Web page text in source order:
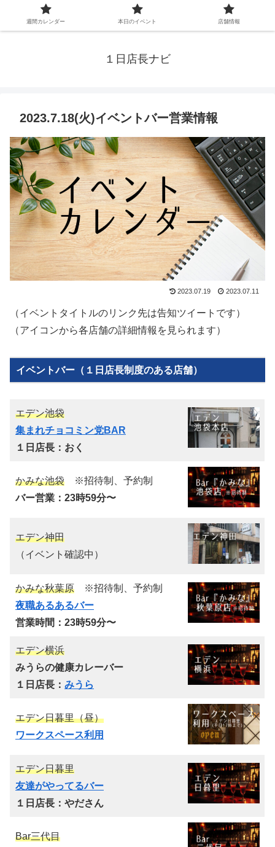
１日店長ナビ
2023.7.18(火)イベントバー営業情報
2023.07.19 2023.07.11
（イベントタイトルのリンク先は告知ツイートです）
（アイコンから各店舗の詳細情報を見られます）
イベントバー（１日店長制度のある店舗）
エデン池袋
集まれチョコミン党BAR
１日店長：おく
かみな池袋 ※招待制、予約制
バー営業：23時59分〜
エデン神田
（イベント確認中）
かみな秋葉原 ※招待制、予約制
夜職あるあるバー
営業時間：23時59分〜
エデン横浜
みうらの健康カレーバー
１日店長： みうら
エデン日暮里（昼）
ワークスペース利用
エデン日暮里
友達がやってるバー
１日店長：やださん
Bar三代目
週間カレンダー 本日のイベント 店舗情報